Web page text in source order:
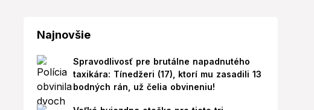
Najnovšie
Spravodlivosť pre brutálne napadnutého
taxikára: Tínedžeri (17), ktorí mu zasadili 13
bodných rán, už čelia obvineniu!